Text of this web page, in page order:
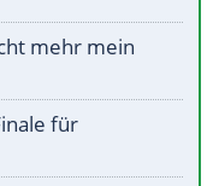
mehr mein
für